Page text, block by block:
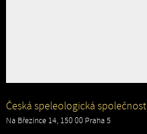
Česká speleologická společnost
Na Březince 14, 150 00 Praha 5